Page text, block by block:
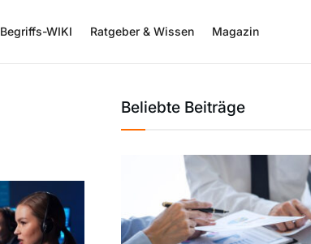
Begriffs-WIKI Ratgeber & Wissen Magazin
Beliebte Beiträge